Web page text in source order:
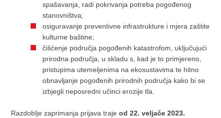
spašavanja, radi pokrivanja potreba pogođenog
stanovništva;
osiguravanje preventivne infrastrukture i mjera zaštite
kulturne baštine;
čišćenje područja pogođenih katastrofom, uključujući
prirodna područja, u skladu s, kad je to primjereno,
pristupima utemeljenima na ekosustavima te hitno
obnavljanje pogođenih prirodnih područja kako bi se
izbjegli neposredni učinci erozije tla.
Razdoblje zaprimanja prijava trajeod 22. veljače 2023.